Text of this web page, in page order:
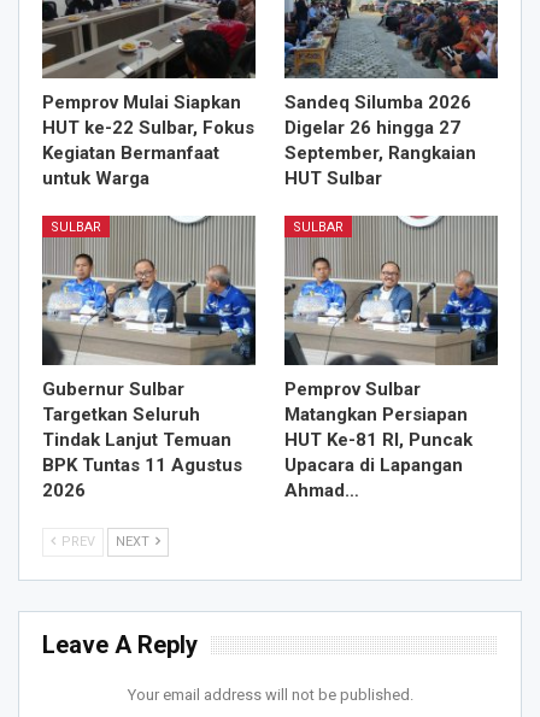
Pemprov Mulai Siapkan
HUT ke-22 Sulbar, Fokus
Kegiatan Bermanfaat
untuk Warga
Sandeq Silumba 2026
Digelar 26 hingga 27
September, Rangkaian
HUT Sulbar
SULBAR
Gubernur Sulbar
Targetkan Seluruh
Tindak Lanjut Temuan
BPK Tuntas 11 Agustus
2026
SULBAR
Pemprov Sulbar
Matangkan Persiapan
HUT Ke-81 RI, Puncak
Upacara di Lapangan
Ahmad…
PREV NEXT
Leave A Reply
Your email address will not be published.